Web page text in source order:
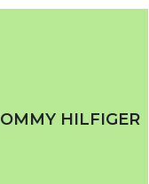
HILFIGER